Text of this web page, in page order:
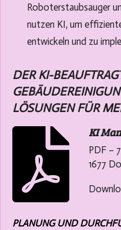
Roboterstaubsauger
nutzen KI, um
entwickeln und zu
DER KI-
LÖSUNGEN FÜR
KI
PDF –
1677
PLANUNG UND